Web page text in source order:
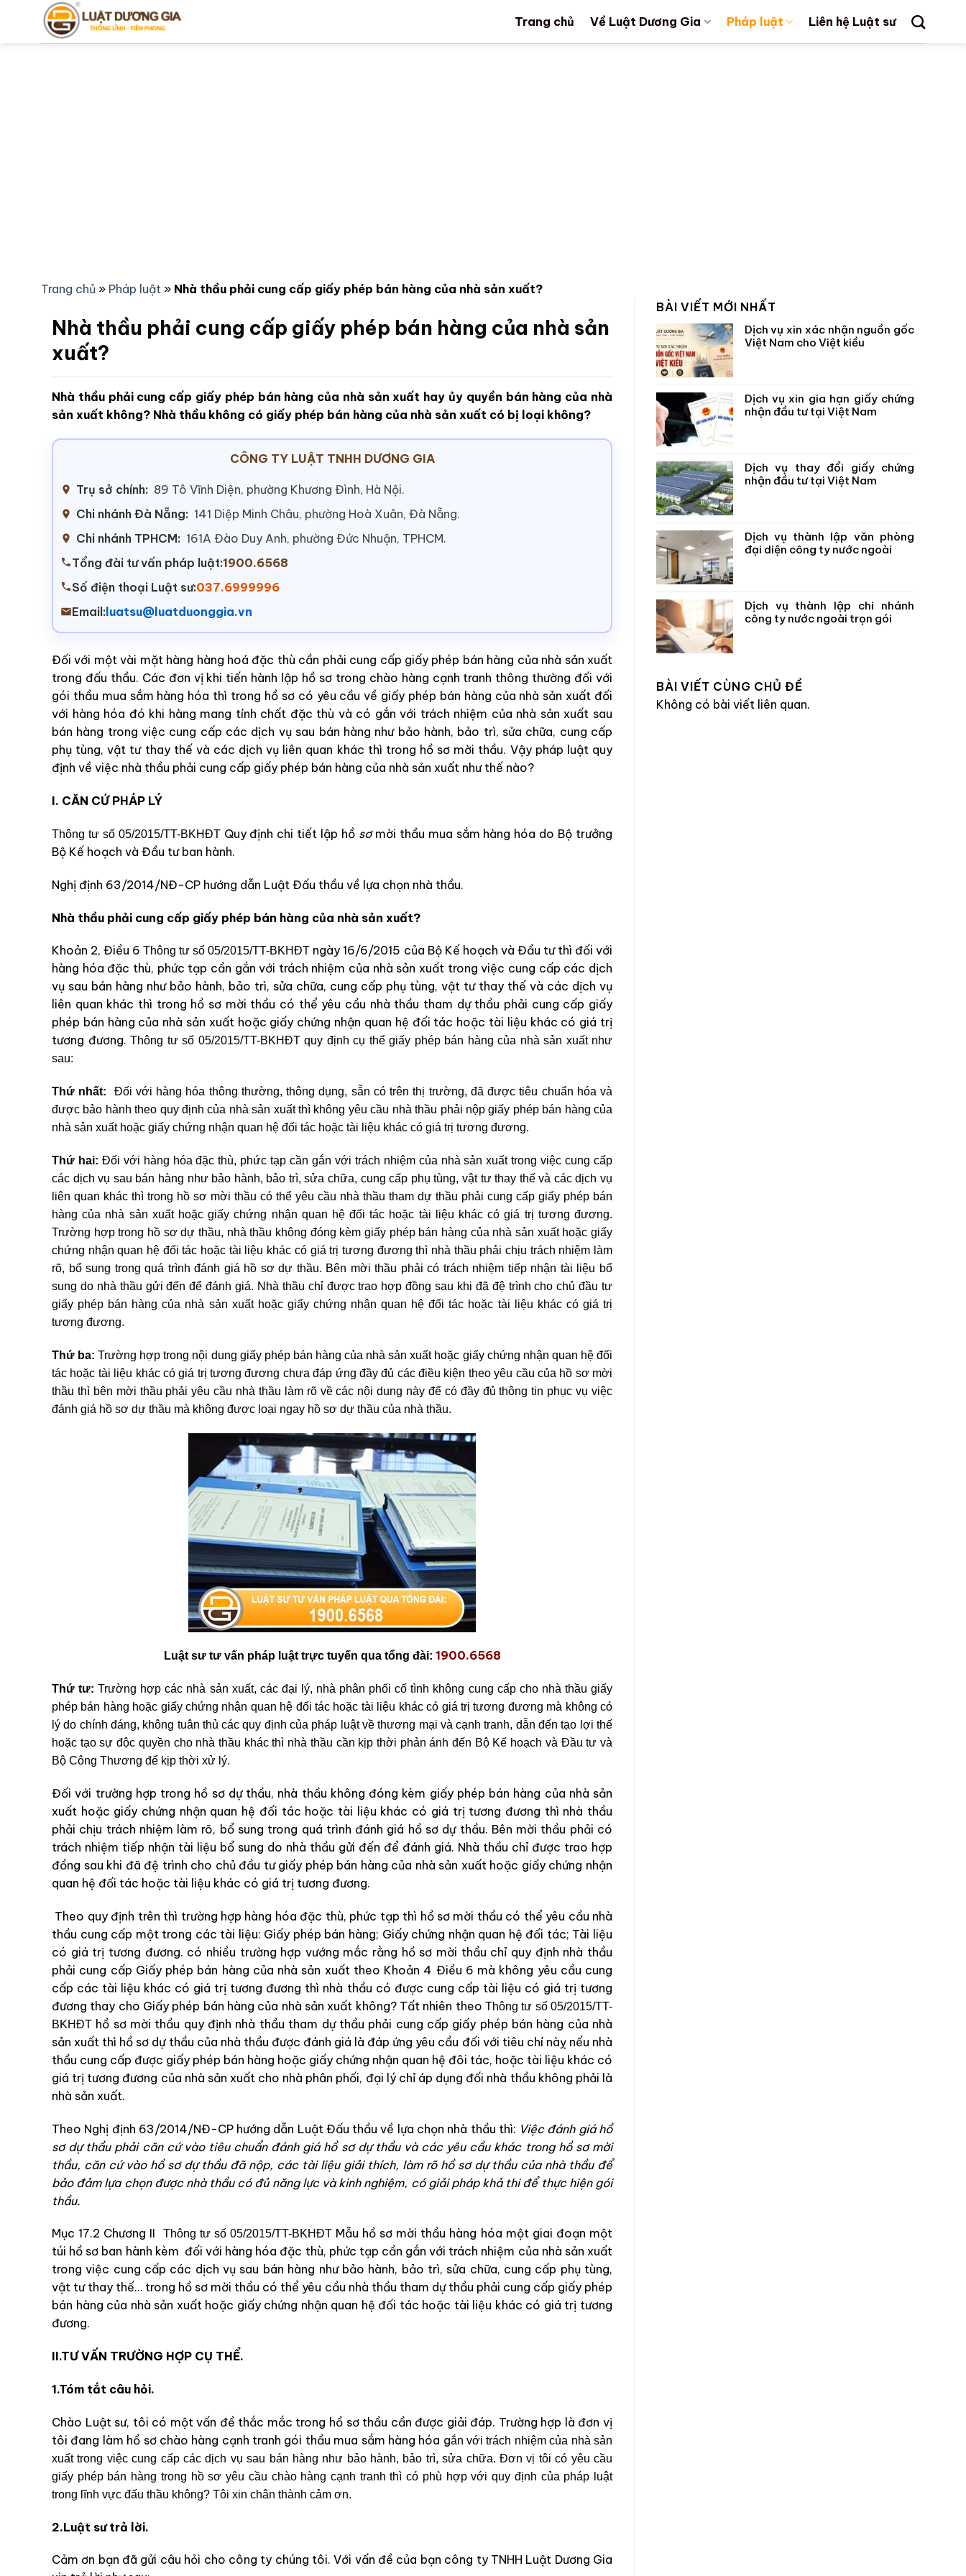
Trang chủ Về Luật Dương Gia Pháp luật Liên hệ Luật sư
Trang chủ » Pháp luật » Nhà thầu phải cung cấp giấy phép bán hàng của nhà sản xuất?
Nhà thầu phải cung cấp giấy phép bán hàng của nhà sản
xuất?
Nhà thầu phải cung cấp giấy phép bán hàng của nhà sản xuất hay ủy quyền bán hàng của nhà
sản xuất không? Nhà thầu không có giấy phép bán hàng của nhà sản xuất có bị loại không?
CÔNG TY LUẬT TNHH DƯƠNG GIA
Trụ sở chính: 89 Tô Vĩnh Diện, phường Khương Đình, Hà Nội.
Chi nhánh Đà Nẵng: 141 Diệp Minh Châu, phường Hoà Xuân, Đà Nẵng.
Chi nhánh TPHCM: 161A Đào Duy Anh, phường Đức Nhuận, TPHCM.
Tổng đài tư vấn pháp luật:1900.6568
Số điện thoại Luật sư:037.6999996
Email: luatsu@luatduonggia.vn
Đối với một vài mặt hàng hàng hoá đặc thù cần phải cung cấp giấy phép bán hàng của nhà sản xuất
trong đấu thầu. Các đơn vị khi tiến hành lập hồ sơ trong chào hàng cạnh tranh thông thường đối với
gói thầu mua sắm hàng hóa thì trong hồ sơ có yêu cầu về giấy phép bán hàng của nhà sản xuất đối
với hàng hóa đó khi hàng mang tính chất đặc thù và có gắn với trách nhiệm của nhà sản xuất sau
bán hàng trong việc cung cấp các dịch vụ sau bán hàng như bảo hành, bảo trì, sửa chữa, cung cấp
phụ tùng, vật tư thay thế và các dịch vụ liên quan khác thì trong hồ sơ mời thầu. Vậy pháp luật quy
định về việc nhà thầu phải cung cấp giấy phép bán hàng của nhà sản xuất như thế nào?
I. CĂN CỨ PHÁP LÝ
Thông tư số 05/2015/TT-BKHĐT Quy định chi tiết lập hồ sơmời thầu mua sắm hàng hóa do Bộ trưởng
Bộ Kế hoạch và Đầu tư ban hành.
Nghị định 63/2014/NĐ-CP hướng dẫn Luật Đấu thầu về lựa chọn nhà thầu.
Nhà thầu phải cung cấp giấy phép bán hàng của nhà sản xuất?
Khoản 2, Điều 6Thông tư số 05/2015/TT-BKHĐT ngày 16/6/2015 của Bộ Kế hoạch và Đầu tư thì đối với
hàng hóa đặc thù, phức tạp cần gắn với trách nhiệm của nhà sản xuất trong việc cung cấp các dịch
vụ sau bán hàng như bảo hành, bảo trì, sửa chữa, cung cấp phụ tùng, vật tư thay thế và các dịch vụ
liên quan khác thì trong hồ sơ mời thầu có thể yêu cầu nhà thầu tham dự thầu phải cung cấp giấy
phép bán hàng của nhà sản xuất hoặc giấy chứng nhận quan hệ đối tác hoặc tài liệu khác có giá trị
tương đương. Thông tư số 05/2015/TT-BKHĐT quy định cụ thể giấy phép bán hàng của nhà sản xuất như
sau:
Thứ nhất: Đối với hàng hóa thông thường, thông dụng, sẵn có trên thị trường, đã được tiêu chuẩn hóa và
được bảo hành theo quy định của nhà sản xuất thì không yêu cầu nhà thầu phải nộp giấy phép bán hàng của
nhà sản xuất hoặc giấy chứng nhận quan hệ đối tác hoặc tài liệu khác có giá trị tương đương.
Thứ hai: Đối với hàng hóa đặc thù, phức tạp cần gắn với trách nhiệm của nhà sản xuất trong việc cung cấp
các dịch vụ sau bán hàng như bảo hành, bảo trì, sửa chữa, cung cấp phụ tùng, vật tư thay thế và các dịch vụ
liên quan khác thì trong hồ sơ mời thầu có thể yêu cầu nhà thầu tham dự thầu phải cung cấp giấy phép bán
hàng của nhà sản xuất hoặc giấy chứng nhận quan hệ đối tác hoặc tài liệu khác có giá trị tương đương.
Trường hợp trong hồ sơ dự thầu, nhà thầu không đóng kèm giấy phép bán hàng của nhà sản xuất hoặc giấy
chứng nhận quan hệ đối tác hoặc tài liệu khác có giá trị tương đương thì nhà thầu phải chịu trách nhiệm làm
rõ, bổ sung trong quá trình đánh giá hồ sơ dự thầu. Bên mời thầu phải có trách nhiệm tiếp nhận tài liệu bổ
sung do nhà thầu gửi đến để đánh giá. Nhà thầu chỉ được trao hợp đồng sau khi đã đệ trình cho chủ đầu tư
giấy phép bán hàng của nhà sản xuất hoặc giấy chứng nhận quan hệ đối tác hoặc tài liệu khác có giá trị
tương đương.
Thứ ba: Trường hợp trong nội dung giấy phép bán hàng của nhà sản xuất hoặc giấy chứng nhận quan hệ đối
tác hoặc tài liệu khác có giá trị tương đương chưa đáp ứng đầy đủ các điều kiện theo yêu cầu của hồ sơ mời
thầu thì bên mời thầu phải yêu cầu nhà thầu làm rõ về các nội dung này để có đầy đủ thông tin phục vụ việc
đánh giá hồ sơ dự thầu mà không được loại ngay hồ sơ dự thầu của nhà thầu.
Luật sư tư vấn pháp luật trực tuyến qua tổng đài: 1900.6568
Thứ tư: Trường hợp các nhà sản xuất, các đại lý, nhà phân phối cố tình không cung cấp cho nhà thầu giấy
phép bán hàng hoặc giấy chứng nhận quan hệ đối tác hoặc tài liệu khác có giá trị tương đương mà không có
lý do chính đáng, không tuân thủ các quy định của pháp luật về thương mại và cạnh tranh, dẫn đến tạo lợi thế
hoặc tạo sự độc quyền cho nhà thầu khác thì nhà thầu cần kịp thời phản ánh đến Bộ Kế hoạch và Đầu tư và
Bộ Công Thương để kịp thời xử lý.
Đối với trường hợp trong hồ sơ dự thầu, nhà thầu không đóng kèm giấy phép bán hàng của nhà sản
xuất hoặc giấy chứng nhận quan hệ đối tác hoặc tài liệu khác có giá trị tương đương thì nhà thầu
phải chịu trách nhiệm làm rõ, bổ sung trong quá trình đánh giá hồ sơ dự thầu. Bên mời thầu phải có
trách nhiệm tiếp nhận tài liệu bổ sung do nhà thầu gửi đến để đánh giá. Nhà thầu chỉ được trao hợp
đồng sau khi đã đệ trình cho chủ đầu tư giấy phép bán hàng của nhà sản xuất hoặc giấy chứng nhận
quan hệ đối tác hoặc tài liệu khác có giá trị tương đương.
Theo quy định trên thì trường hợp hàng hóa đặc thù, phức tạp thì hồ sơ mời thầu có thể yêu cầu nhà
thầu cung cấp một trong các tài liệu: Giấy phép bán hàng; Giấy chứng nhận quan hệ đối tác; Tài liệu
có giá trị tương đương. có nhiều trường hợp vướng mắc rằng hồ sơ mời thầu chỉ quy định nhà thầu
phải cung cấp Giấy phép bán hàng của nhà sản xuất theo Khoản 4 Điều 6 mà không yêu cầu cung
cấp các tài liệu khác có giá trị tương đương thì nhà thầu có được cung cấp tài liệu có giá trị tương
đương thay cho Giấy phép bán hàng của nhà sản xuất không? Tất nhiên theo Thông tư số 05/2015/TT-
BKHĐT hồ sơ mời thầu quy định nhà thầu tham dự thầu phải cung cấp giấy phép bán hàng của nhà
sản xuất thì hồ sơ dự thầu của nhà thầu được đánh giá là đáp ứng yêu cầu đối với tiêu chí nàỵ nếu nhà
thầu cung cấp được giấy phép bán hàng hoặc giấy chứng nhận quan hệ đôi tác, hoặc tài liệu khác có
giá trị tương đương của nhà sản xuất cho nhà phân phối, đại lý chỉ áp dụng đối nhà thầu không phải là
nhà sản xuất.
Theo Nghị định 63/2014/NĐ-CP hướng dẫn Luật Đấu thầu về lựa chọn nhà thầu thì: Việc đánh giá hồ
sơ dự thầu phải căn cứ vào tiêu chuẩn đánh giá hồ sơ dự thầu và các yêu cầu khác trong hồ sơ mời
thầu, căn cứ vào hồ sơ dự thầu đã nộp, các tài liệu giải thích, làm rõ hồ sơ dự thầu của nhà thầu để
bảo đảm lựa chọn được nhà thầu có đủ năng lực và kinh nghiệm, có giải pháp khả thi để thực hiện gói
thầu.
Mục 17.2 Chương II Thông tư số 05/2015/TT-BKHĐT Mẫu hồ sơ mời thầu hàng hóa một giai đoạn một
túi hồ sơ ban hành kèm đối với hàng hóa đặc thù, phức tạp cần gắn với trách nhiệm của nhà sản xuất
trong việc cung cấp các dịch vụ sau bán hàng như bảo hành, bảo trì, sửa chữa, cung cấp phụ tùng,
vật tư thay thế… trong hồ sơ mời thầu có thể yêu cầu nhà thầu tham dự thầu phải cung cấp giấy phép
bán hàng của nhà sản xuất hoặc giấy chứng nhận quan hệ đối tác hoặc tài liệu khác có giá trị tương
đương.
II.TƯ VẤN TRƯỜNG HỢP CỤ THỂ.
1.Tóm tắt câu hỏi.
Chào Luật sư, tôi có một vấn đề thắc mắc trong hồ sơ thầu cần được giải đáp. Trường hợp là đơn vị
tôi đang làm hồ sơ chào hàng cạnh tranh gói thầu mua sắm hàng hóa gắn với trách nhiệm của nhà sản
xuất trong việc cung cấp các dịch vụ sau bán hàng như bảo hành, bảo trì, sửa chữa. Đơn vị tôi có yêu cầu
giấy phép bán hàng trong hồ sơ yêu cầu chào hàng cạnh tranh thì có phù hợp với quy định của pháp luật
trong lĩnh vực đấu thầu không? Tôi xin chân thành cảm ơn.
2.Luật sư trả lời.
Cảm ơn bạn đã gửi câu hỏi cho công ty chúng tôi. Với vấn đề của bạn công ty TNHH Luật Dương Gia
BÀI VIẾT MỚI NHẤT
Dịch vụ xin xác nhận nguồn gốc
Việt Nam cho Việt kiều
Dịch vụ xin gia hạn giấy chứng
nhận đầu tư tại Việt Nam
Dịch vụ thay đổi giấy chứng
nhận đầu tư tại Việt Nam
Dịch vụ thành lập văn phòng
đại diện công ty nước ngoài
Dịch vụ thành lập chi nhánh
công ty nước ngoài trọn gói
BÀI VIẾT CÙNG CHỦ ĐỀ
Không có bài viết liên quan.